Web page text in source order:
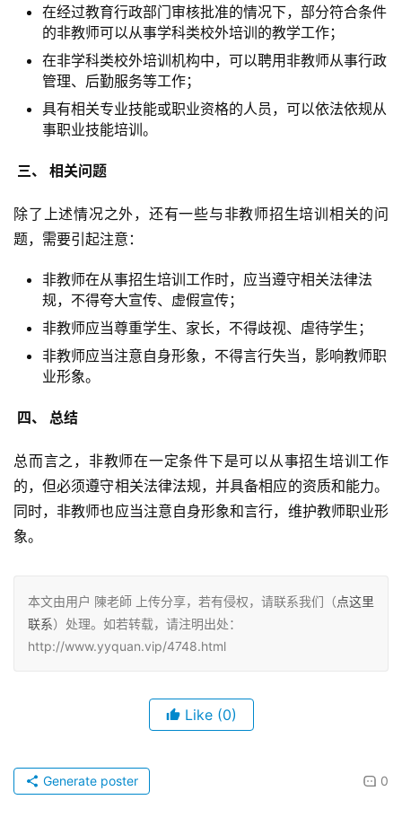
在经过教育行政部门审核批准的情况下，部分符合条件
的非教师可以从事学科类校外培训的教学工作；
在非学科类校外培训机构中，可以聘用非教师从事行政
管理、后勤服务等工作；
具有相关专业技能或职业资格的人员，可以依法依规从
事职业技能培训。
三、 相关问题
除了上述情况之外，还有一些与非教师招生培训相关的问
题，需要引起注意：
非教师在从事招生培训工作时，应当遵守相关法律法
规，不得夸大宣传、虚假宣传；
非教师应当尊重学生、家长，不得歧视、虐待学生；
非教师应当注意自身形象，不得言行失当，影响教师职
业形象。
四、 总结
总而言之，非教师在一定条件下是可以从事招生培训工作
的，但必须遵守相关法律法规，并具备相应的资质和能力。
同时，非教师也应当注意自身形象和言行，维护教师职业形
象。
本文由用户 陳老師 上传分享，若有侵权，请联系我们（点这里
联系）处理。如若转载，请注明出处：
http://www.yyquan.vip/4748.html
Like (0)
0
Generate poster